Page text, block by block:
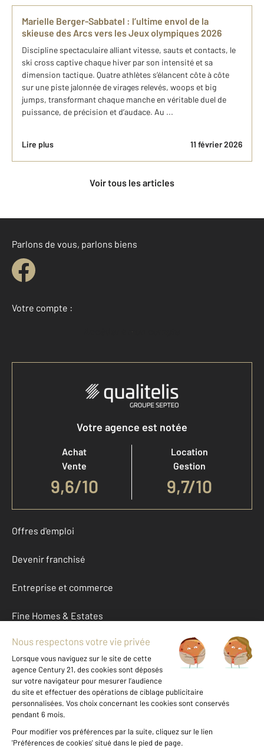
Marielle Berger-Sabbatel : l’ultime envol de la
skieuse des Arcs vers les Jeux olympiques 2026
Discipline spectaculaire alliant vitesse, sauts et contacts, le
ski cross captive chaque hiver par son intensité et sa
dimension tactique. Quatre athlètes s’élancent côte à côte
sur une piste jalonnée de virages relevés, woops et big
jumps, transformant chaque manche en véritable duel de
puissance, de précision et d’audace. Au ...
Lire plus 11 février 2026
Voir tous les articles
Parlons de vous, parlons biens
Votre compte :
Accéder à mon compte
Votre agence est notée
Achat
Vente
9,6/10
Location
Gestion
9,7/10
Offres d'emploi
Devenir franchisé
Entreprise et commerce
Fine Homes & Estates
À propos
International
Nous contacter